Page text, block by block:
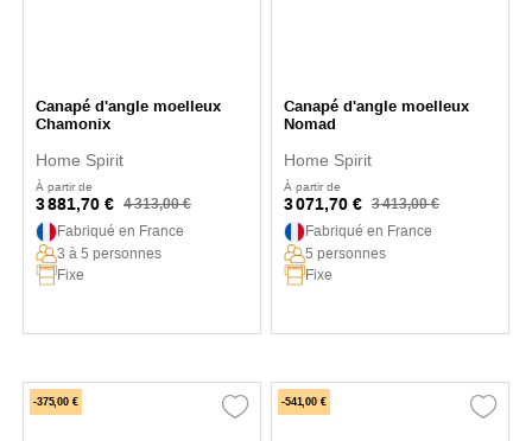
Canapé d'angle moelleux
Chamonix
Home Spirit
À partir de
3 881,70 € 4 313,00 €
Fabriqué en France
3 à 5 personnes
Fixe
Canapé d'angle moelleux
Nomad
Home Spirit
À partir de
3 071,70 € 3 413,00 €
Fabriqué en France
5 personnes
Fixe
-375,00 € -541,00 €